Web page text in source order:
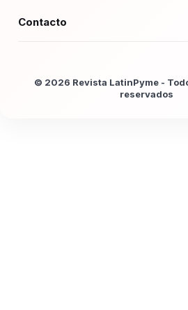
Contacto
© 2026 Revista LatinPyme -
reservados